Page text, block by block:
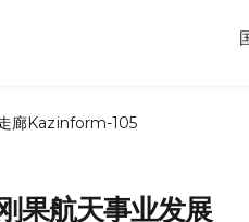
廊Kazinform-105
果航天事业发展